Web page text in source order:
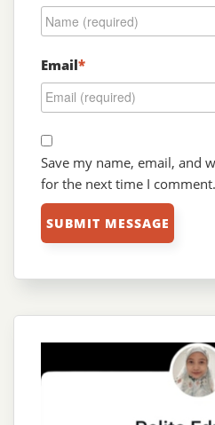
Email*
Save my name, email, and
for the next time I comment.